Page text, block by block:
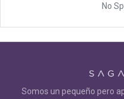
No
Somos un pequeño pero